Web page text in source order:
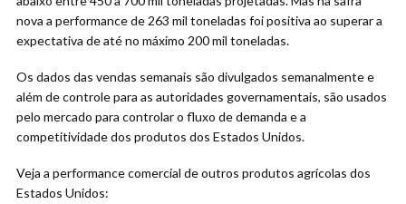
nova a performance de 263 mil toneladas foi positiva ao superar a
expectativa de até no máximo 200 mil toneladas.
Os dados das vendas semanais são divulgados semanalmente e
além de controle para as autoridades governamentais, são usados
pelo mercado para controlar o fluxo de demanda e a
competitividade dos produtos dos Estados Unidos.
Veja a performance comercial de outros produtos agrícolas dos
Estados Unidos: